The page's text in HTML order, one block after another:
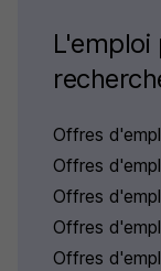
Offres
Offres
Offres
Offres
Offres